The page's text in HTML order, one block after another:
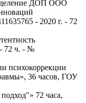
ДОП ООО
- 2020 г. - 72
- 72 ч. - №
психокоррекции
36 часов, ГОУ
72 часа,